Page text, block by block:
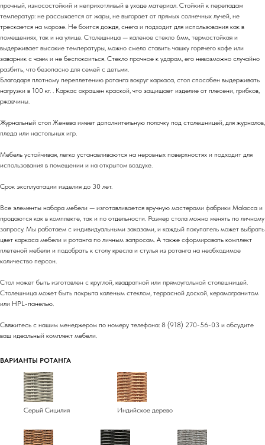
прочный, износостойкий и неприхотливый в уходе материал. Стойкий к перепадам
температур: не рассыхается от жары, не выгорает от прямых солнечных лучей, не
трескается на морозе. Не боится дождя, снега и подходит для использования как в
помещениях, так и на улице. Столешница — каленое стекло 6мм, термостойкая и
выдерживает высокие температуры, можно смело ставить чашку горячего кофе или
заварник с чаем и не беспокоиться. Стекло прочное к ударам, его невозможно случайно
разбить, что безопасно для семей с детьми.
Благодаря плотному переплетению ротанга вокруг каркаса, стол способен выдерживать
нагрузки в 100 кг. . Каркас окрашен краской, что защищает изделие от плесени, грибков,
ржавчины.
Журнальный стол Женева имеет дополнительную полочку под столешницей, для журналов,
пледа или настольных игр.
Мебель устойчивая, легко устанавливаются на неровных поверхностях и подходит для
использования в помещении и на открытом воздухе.
Срок эксплуатации изделия до 30 лет.
Все элементы набора мебели — изготавливается вручную мастерами фабрики Malacca и
продаются как в комплекте, так и по отдельности. Размер стола можно менять по личному
запросу. Мы работаем с индивидуальными заказами, и каждый покупатель может выбрать
цвет каркаса мебели и ротанга по личным запросам. А также сформировать комплект
плетеной мебели и подобрать к столу кресла и стулья из ротанга на необходимое
количество персон.
Стол может быть изготовлен с круглой, квадратной или прямоугольной столешницей.
Столешница может быть покрыта каленым стеклом, террасной доской, керамогранитом
или HPL-панелью.
Свяжитесь с нашим менеджером по номеру телефона: 8 (918) 270-56-03 и обсудите
ваш идеальный комплект мебели.
ВАРИАНТЫ РОТАНГА
Серый Сицилия Индийское дерево